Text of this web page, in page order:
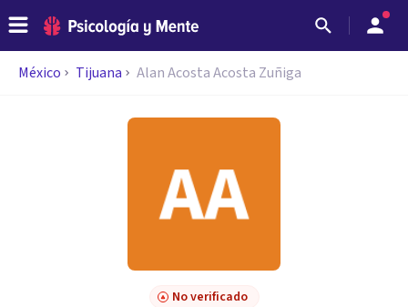
México Tijuana Alan Acosta Acosta Zuñiga
No verificado